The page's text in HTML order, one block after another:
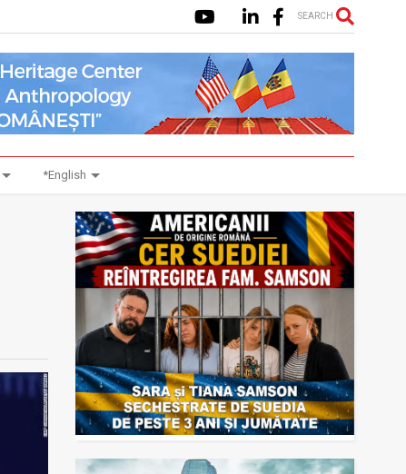
SEARCH
*English